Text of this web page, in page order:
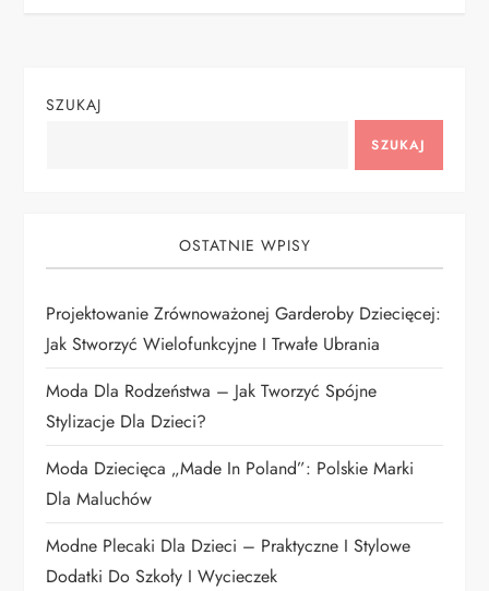
a
a
w
p
i
s
u
SZUKAJ
SZUKAJ
OSTATNIE WPISY
Projektowanie Zrównoważonej Garderoby Dziecięcej:
Jak Stworzyć Wielofunkcyjne I Trwałe Ubrania
Moda Dla Rodzeństwa – Jak Tworzyć Spójne
Stylizacje Dla Dzieci?
Moda Dziecięca „Made In Poland”: Polskie Marki
Dla Maluchów
Modne Plecaki Dla Dzieci – Praktyczne I Stylowe
Dodatki Do Szkoły I Wycieczek